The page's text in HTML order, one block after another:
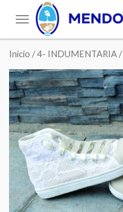
Toggle
navigation
Inicio /4- INDUMENTARIA /